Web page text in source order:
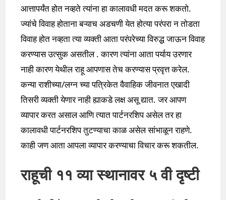
आत्तापर्यंत होत नव्हते त्यांना हा कालावधी मदत करू शकतो.
ज्यांचे विवाह होताना बऱ्याच अडचणी येत होत्या परंपरा न तोडता
विवाह होत नव्हता त्या व्यक्ती आता परंपरेच्या विरुद्ध जाऊन विवाह
करण्यास उत्सुक असतील . कारण त्यांना आता पर्याय उरणार
नाही कारण येथील राहू आपणास तेच करण्यास प्रवृत्त करेल.
कन्या राशीच्या/लग्न च्या पत्रिकेत वैवाहिक जीवनात एखादी
तिसरी व्यक्ती येणार नाही ह्याकडे लक्ष असू द्यात. जर आपण
व्यापार करत असाल आणि त्यात पार्टनरशिप असेल तर हा
कालावधी पार्टनरशिप तुटण्याचा काळ असेल सांभाळून राहणे.
काही जण आता आपला व्यापार करण्याचा विचार करू शकतील.
राहूची ११ व्या स्थानावर ५ वी दृष्टी